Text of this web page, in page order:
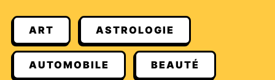
ART ASTROLOGIE
AUTOMOBILE BEAUTÉ